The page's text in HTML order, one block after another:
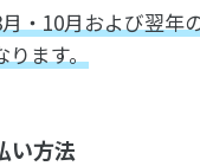
・10月および翌年
ます。
い方法